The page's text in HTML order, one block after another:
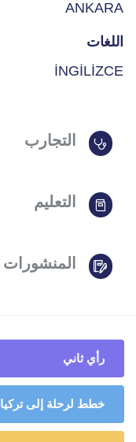
ANKARA
اللغات
İNGİLİZCE
التجارب
التعليم
المنشورات
رأي ثاني
خطط لرحلة إلى تركيا